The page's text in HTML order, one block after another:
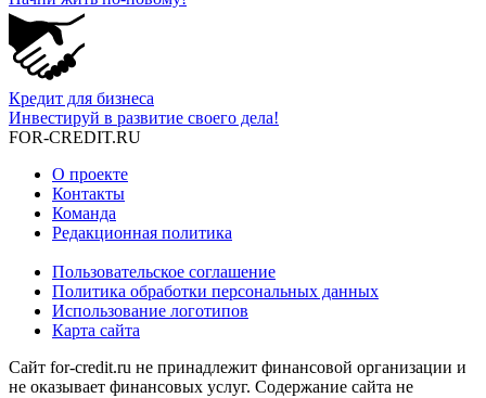
Кредит для бизнеса
Инвестируй в развитие своего дела!
FOR-CREDIT.RU
О проекте
Контакты
Команда
Редакционная политика
Пользовательское соглашение
Политика обработки персональных данных
Использование логотипов
Карта сайта
Сайт for-credit.ru не принадлежит финансовой организации и
не оказывает финансовых услуг. Содержание сайта не